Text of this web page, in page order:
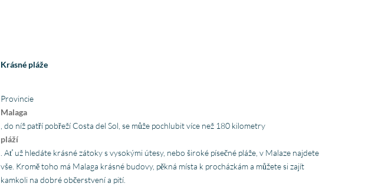
Krásné pláže
Provincie
Malaga
, do níž patří pobřeží Costa del Sol, se může pochlubit více než 180 kilometry
pláží
. Ať už hledáte krásné zátoky s vysokými útesy, nebo široké písečné pláže, v Malaze najdete
vše. Kromě toho má Malaga krásné budovy, pěkná místa k procházkám a můžete si zajít
kamkoli na dobré občerstvení a pití.